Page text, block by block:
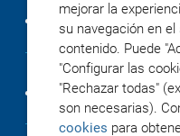
Política de cookies
Accesibilidad
mejorar la
su navegación en
contenido. Puede
"Configurar las
"Rechazar todas"
son necesarias).
cookies para